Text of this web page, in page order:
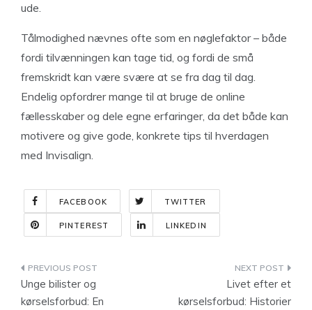
ude.
Tålmodighed nævnes ofte som en nøglefaktor – både
fordi tilvænningen kan tage tid, og fordi de små
fremskridt kan være svære at se fra dag til dag.
Endelig opfordrer mange til at bruge de online
fællesskaber og dele egne erfaringer, da det både kan
motivere og give gode, konkrete tips til hverdagen
med Invisalign.
FACEBOOK TWITTER
PINTEREST LINKEDIN
Indlægsnavigation
Unge bilister og
kørselsforbud: En
Livet efter et
kørselsforbud: Historier